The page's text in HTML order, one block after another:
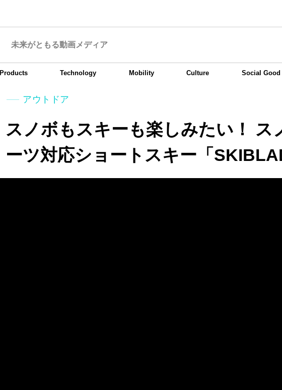
未来がともる動画メディア
Products Technology Mobility Culture Social Good
アウトドア
スノボもスキーも楽しみたい！ ス
ーツ対応ショートスキー「